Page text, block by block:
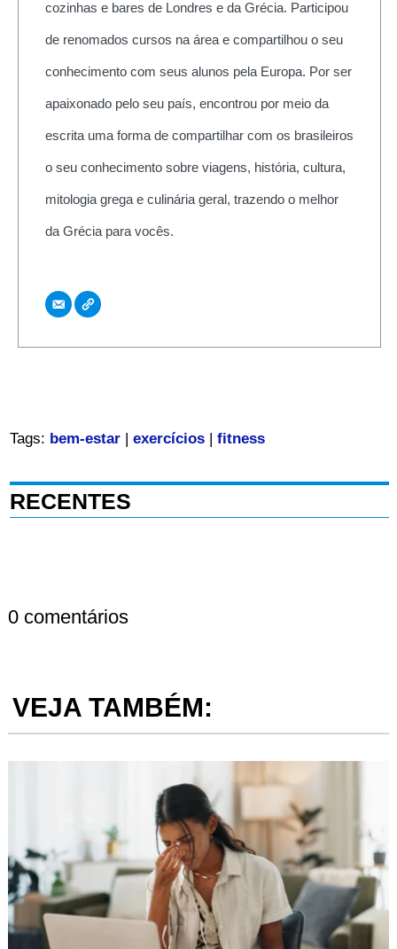
cozinhas e bares de Londres e da Grécia. Participou
de renomados cursos na área e compartilhou o seu
conhecimento com seus alunos pela Europa. Por ser
apaixonado pelo seu país, encontrou por meio da
escrita uma forma de compartilhar com os brasileiros
o seu conhecimento sobre viagens, história, cultura,
mitologia grega e culinária geral, trazendo o melhor
da Grécia para vocês.
Tags: bem-estar| exercícios| fitness
RECENTES
0 comentários
VEJA TAMBÉM: